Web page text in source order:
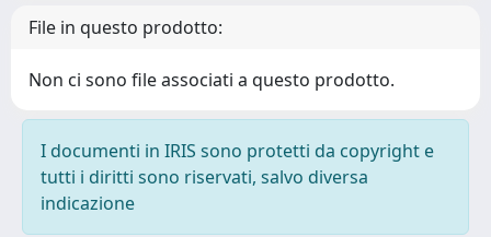
File in questo prodotto:
Non ci sono file associati a questo prodotto.
I documenti in IRIS sono protetti da copyright e
tutti i diritti sono riservati, salvo diversa
indicazione